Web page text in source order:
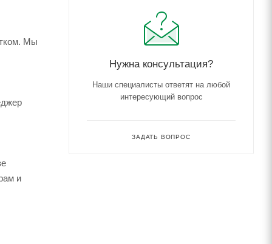
Мы
и
Нужна консультация?
Наши специалисты ответят на любой
интересующий вопрос
ЗАДАТЬ ВОПРОС